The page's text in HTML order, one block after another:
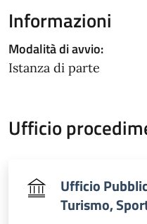
Informazioni
Modalità di avvio:
Istanza di parte
Ufficio
Ufficio
Turismo,